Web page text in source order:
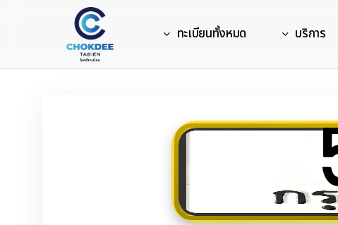
content
ทะเบียนทั้งหมด บริการ